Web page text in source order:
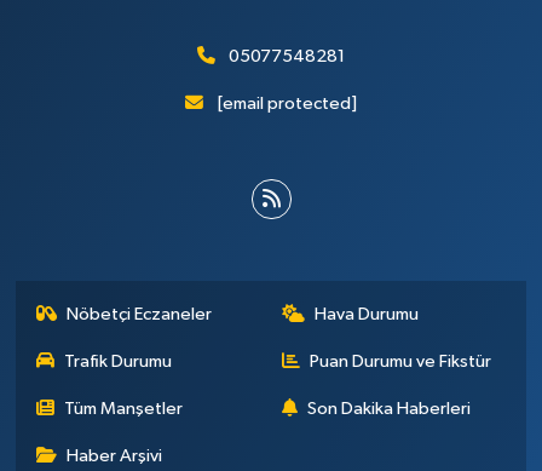
05077548281
[email protected]
Nöbetçi Eczaneler Hava Durumu
Trafik Durumu Puan Durumu ve Fikstür
Tüm Manşetler Son Dakika Haberleri
Haber Arşivi